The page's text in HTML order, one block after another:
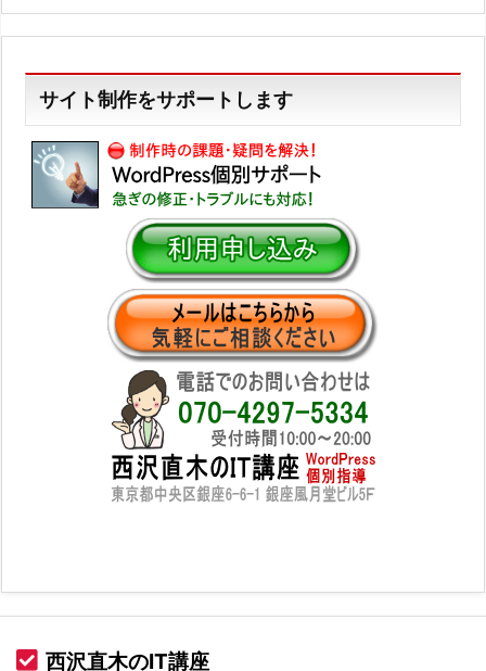
サイト制作をサポートします
西沢直木のIT講座